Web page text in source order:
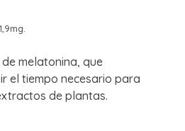
de melatonina, que
el tiempo necesario para
de plantas.